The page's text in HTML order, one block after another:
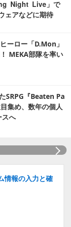
Night Live」で
ェアなどに期待
ーロー「D.Mon」
MEKA部隊を率い
SRPG『Beaten Pa
集め、数年の個人
スへ
情報の入力と確